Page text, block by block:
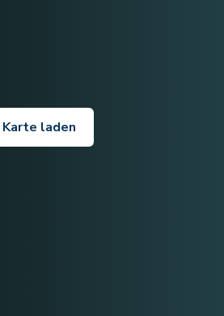
Karte laden